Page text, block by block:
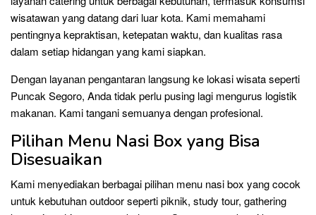
wisatawan yang datang dari luar kota. Kami memahami
pentingnya kepraktisan, ketepatan waktu, dan kualitas rasa
dalam setiap hidangan yang kami siapkan.
Dengan layanan pengantaran langsung ke lokasi wisata seperti
Puncak Segoro, Anda tidak perlu pusing lagi mengurus logistik
makanan. Kami tangani semuanya dengan profesional.
Pilihan Menu Nasi Box yang Bisa
Disesuaikan
Kami menyediakan berbagai pilihan menu nasi box yang cocok
untuk kebutuhan outdoor seperti piknik, study tour, gathering